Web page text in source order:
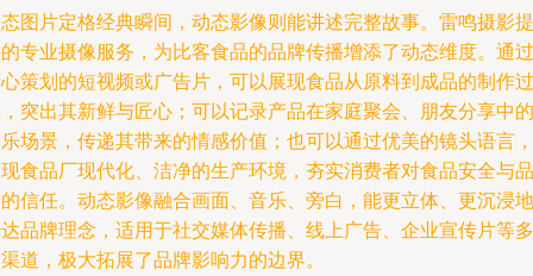
图片定格经典瞬间，动态影像则能讲述完整故事。雷鸣摄影提
专业摄像服务，为比客食品的品牌传播增添了动态维度。通过
策划的短视频或广告片，可以展现食品从原料到成品的制作过
突出其新鲜与匠心；可以记录产品在家庭聚会、朋友分享中的
场景，传递其带来的情感价值；也可以通过优美的镜头语言，
食品厂现代化、洁净的生产环境，夯实消费者对食品安全与品
信任。动态影像融合画面、音乐、旁白，能更立体、更沉浸地
品牌理念，适用于社交媒体传播、线上广告、企业宣传片等多
道，极大拓展了品牌影响力的边界。